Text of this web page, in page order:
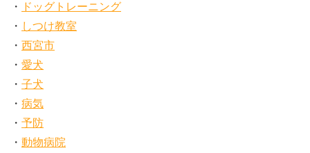
ドッグトレーニング
しつけ教室
西宮市
愛犬
子犬
病気
予防
動物病院